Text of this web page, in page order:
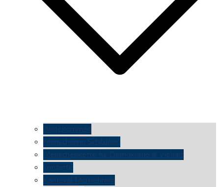
Angekommen
Menschen in Schildgen
Menschenkette für Demokratie & Vielfalt
konzerte
Karneval Monochrom